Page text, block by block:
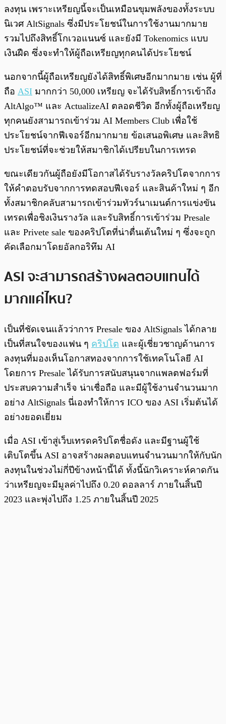
ลงทุน เพราะเหรียญนี้จะเป็นเหมือนขุมพลังของทั้งระบบ
นิเวศ AltSignals ซึ่งมีประโยชน์ในการใช้งานมากมาย
รวมไปถึงสิทธิ์โกเวอแนนซ์ และยังมี Tokenomics แบบ
เงินฝืด ซึ่งจะทำให้ผู้ถือเหรียญทุกคนได้ประโยชน์
นอกจากนี้ผู้ถือเหรียญยังได้สิทธิ์พิเศษอีกมากมาย เช่น ผู้ที่
ถือ ASI มากกว่า 50,000 เหรียญ จะได้รับสิทธิ์การเข้าถึง
AltAlgo™ และ ActualizeAI ตลอดชีวิต อีกทั้งผู้ถือเหรียญ
ทุกคนยังสามารถเข้าร่วม AI Members Club เพื่อใช้
ประโยชน์จากฟีเจอร์อีกมากมาย ข้อเสนอพิเศษ และสิทธิ
ประโยชน์ที่จะช่วยให้สมาชิกได้เปรียบในการเทรด
ขณะเดียวกันผู้ถือยังมีโอกาสได้รับรางวัลคริปโตจากการ
ให้คำตอบรับจากการทดสอบฟีเจอร์ และสินค้าใหม่ ๆ อีก
ทั้งสมาชิกคลับสามารถเข้าร่วมทัวร์นาเมนต์การแข่งขัน
เทรดเพื่อชิงเงินรางวัล และรับสิทธิ์การเข้าร่วม Presale
และ Privete sale ของคริปโตที่น่าตื่นเต้นใหม่ ๆ ซึ่งจะถูก
คัดเลือกมาโดยอัลกอริทึม AI
ASI จะสามารถสร้างผลตอบแทนได้
มากแค่ไหน?
เป็นที่ชัดเจนแล้วว่าการ Presale ของ AltSignals ได้กลาย
เป็นที่สนใจของแฟน ๆ คริปโต และผู้เชี่ยวชาญด้านการ
ลงทุนที่มองเห็นโอกาสทองจากการใช้เทคโนโลยี AI
โดยการ Presale ได้รับการสนับสนุนจากแพลตฟอร์มที่
ประสบความสำเร็จ น่าเชื่อถือ และมีผู้ใช้งานจำนวนมาก
อย่าง AltSignals นี่เองทำให้การ ICO ของ ASI เริ่มต้นได้
อย่างยอดเยี่ยม
เมื่อ ASI เข้าสู่เว็บเทรดคริปโตชื่อดัง และมีฐานผู้ใช้
เติบโตขึ้น ASI อาจสร้างผลตอบแทนจำนวนมากให้กับนัก
ลงทุนในช่วงไม่กี่ปีข้างหน้านี้ได้ ทั้งนี้นักวิเคราะห์คาดกัน
ว่าเหรียญจะมีมูลค่าไปถึง 0.20 ดอลลาร์ ภายในสิ้นปี
2023 และพุ่งไปถึง 1.25 ภายในสิ้นปี 2025